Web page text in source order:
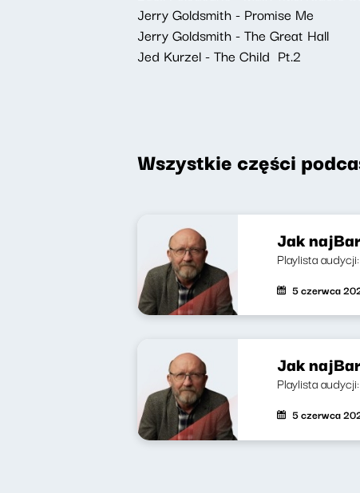
Jerry Goldsmith - Promise Me
Jerry Goldsmith - The Great Hall
Jed Kurzel - The Child Pt.2
Wszystkie części
Jak
Playlista
5 czerwca
Jak
Playlista
5 czerwca